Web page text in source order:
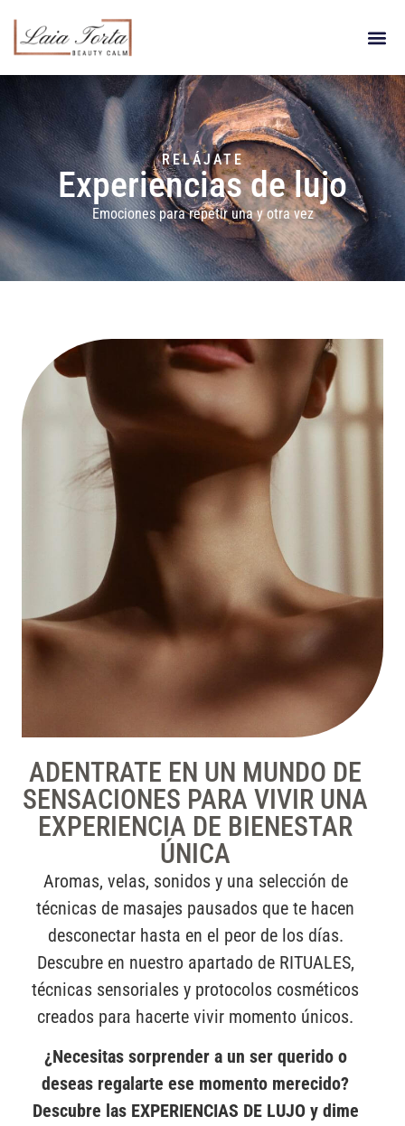
RELÁJATE
Experiencias de lujo
Emociones para repetir una y otra vez
ADENTRATE EN UN MUNDO DE
SENSACIONES PARA VIVIR UNA
EXPERIENCIA DE BIENESTAR
ÚNICA
Aromas, velas, sonidos y una selección de
técnicas de masajes pausados que te hacen
desconectar hasta en el peor de los días.
Descubre en nuestro apartado de RITUALES,
técnicas sensoriales y protocolos cosméticos
creados para hacerte vivir momento únicos.
¿Necesitas sorprender a un ser querido o
deseas regalarte ese momento merecido?
Descubre las EXPERIENCIAS DE LUJO y dime